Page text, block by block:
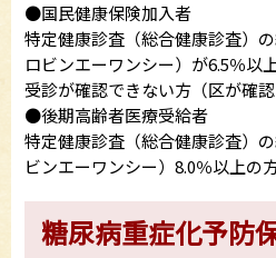
●国民健康保険加入者
特定健康診査（総合健康診査）
ロビンエーワンシー）が6.5％以
受診が確認できない方（区が確認
●後期高齢者医療受給者
特定健康診査（総合健康診査）
ビンエーワンシー）8.0％以上の
糖尿病重症化予防